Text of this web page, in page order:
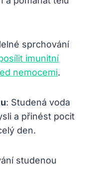
sprchování
imunitní
nemocemi.
: Studená voda
a​ přinést pocit
den.